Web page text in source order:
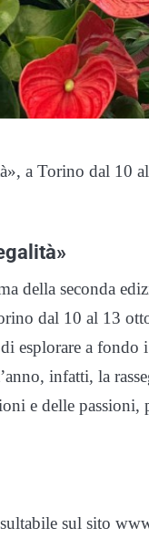
a Torino dal 10
della seconda
dal 10 al 13
esplorare a
infatti, la
e delle passioni,
sul sito